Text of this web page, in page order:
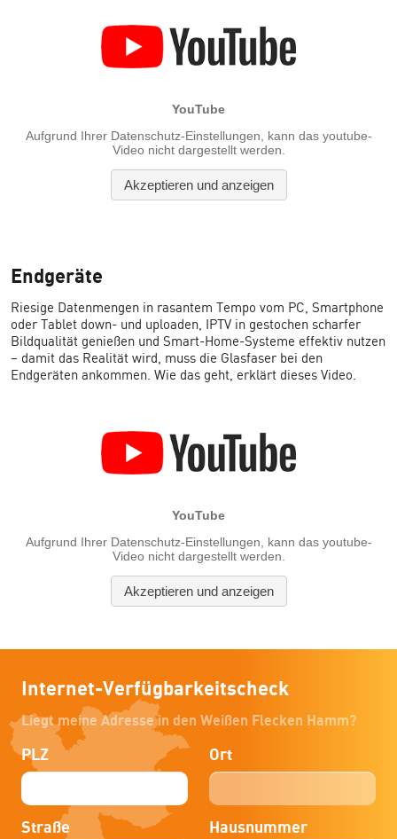
Endgeräte
Riesige Datenmengen in rasantem Tempo vom PC, Smartphone
oder Tablet down- und uploaden, IPTV in gestochen scharfer
Bildqualität genießen und Smart-Home-Systeme effektiv nutzen
– damit das Realität wird, muss die Glasfaser bei den
Endgeräten ankommen. Wie das geht, erklärt dieses Video.
Internet-Verfügbarkeitscheck
Liegt meine Adresse in den Weißen Flecken Hamm?
PLZ Ort
Straße Hausnummer